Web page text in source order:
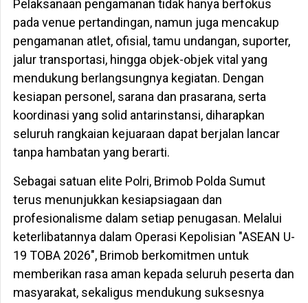
Pelaksanaan pengamanan tidak hanya berfokus
pada venue pertandingan, namun juga mencakup
pengamanan atlet, ofisial, tamu undangan, suporter,
jalur transportasi, hingga objek-objek vital yang
mendukung berlangsungnya kegiatan. Dengan
kesiapan personel, sarana dan prasarana, serta
koordinasi yang solid antarinstansi, diharapkan
seluruh rangkaian kejuaraan dapat berjalan lancar
tanpa hambatan yang berarti.
Sebagai satuan elite Polri, Brimob Polda Sumut
terus menunjukkan kesiapsiagaan dan
profesionalisme dalam setiap penugasan. Melalui
keterlibatannya dalam Operasi Kepolisian "ASEAN U-
19 TOBA 2026", Brimob berkomitmen untuk
memberikan rasa aman kepada seluruh peserta dan
masyarakat, sekaligus mendukung suksesnya